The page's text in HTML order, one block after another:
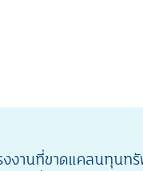
งงานที่ขาดแคลนทุนทรั